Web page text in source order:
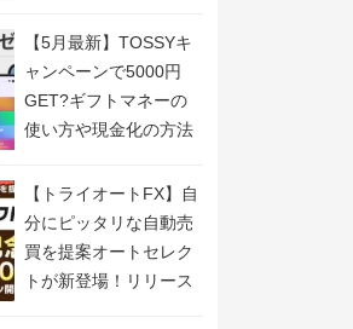
【5月最新】TOSSYキ
ャンペーンで5000円
GET?ギフトマネーの
使い方や現金化の方法
【トライオートFX】自
分にピッタリな自動売
買を提案オートセレク
トが新登場！リリース